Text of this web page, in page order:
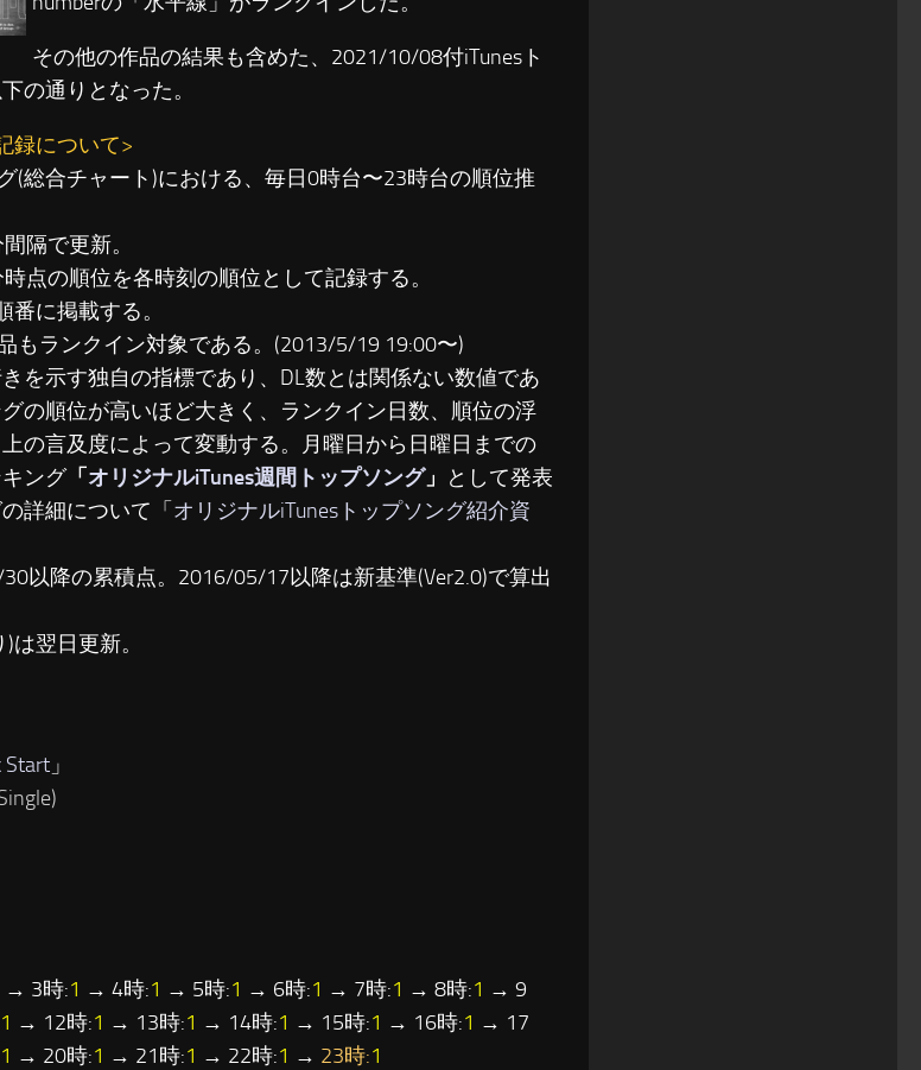
その他の作品の結果も含めた、2021/10/08付iTunesト
の通りとなった。
録について>
(総合チャート)における、毎日0時台〜23時台の順位推
隔で更新。
点の順位を各時刻の順位として記録する。
番に掲載する。
品もランクイン対象である。(2013/5/19 19:00〜)
を示す独自の指標であり、DL数とは関係ない数値であ
の順位が高いほど大きく、ランクイン日数、順位の浮
の言及度によって変動する。月曜日から日曜日までの
ング「 オリジナルiTunes週間トップソング」 として発表
詳細について「 オリジナルiTunesトップソング紹介資
以降の累積点。2016/05/17以降は新基準(Ver2.0)で算出
は翌日更新。
Start 」
→ 3時:1 → 4時:1 → 5時:1 → 6時:1 → 7時:1 → 8時:1 → 9
1 → 12時:1 → 13時:1 → 14時:1 → 15時:1 → 16時:1 → 17
1 → 20時:1 → 21時:1 → 22時:1 → 23時:1